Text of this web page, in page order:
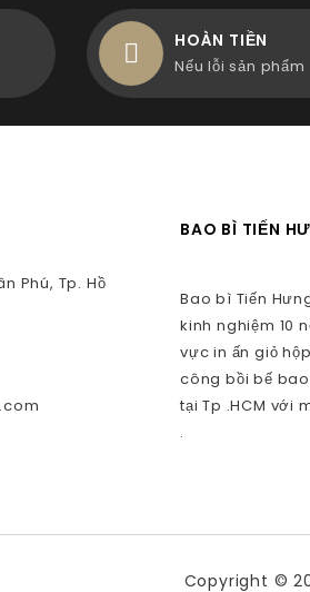
HOÀN TIỀN
Nếu lỗi sản phẩm
Phú, Tp. Hồ
BAO BÌ TIẾN
Bao bì Tiến
kinh nghiệm 10
vực in ấn giỏ
công bồi bế
tại Tp .HCM với
.
Copyright ©